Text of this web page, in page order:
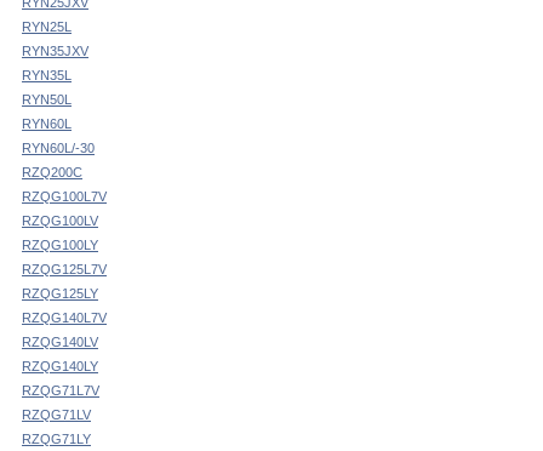
RYN25L
RYN35JXV
RYN35L
RYN50L
RYN60L
RYN60L/-30
RZQ200C
RZQG100L7V
RZQG100LV
RZQG100LY
RZQG125L7V
RZQG125LY
RZQG140L7V
RZQG140LV
RZQG140LY
RZQG71L7V
RZQG71LV
RZQG71LY